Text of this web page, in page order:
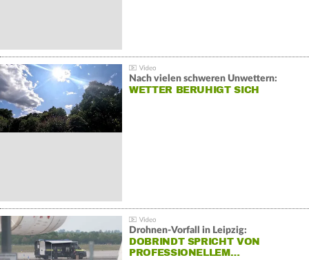
Nach vielen schweren Unwettern:
WETTER BERUHIGT SICH
Drohnen-Vorfall in Leipzig:
DOBRINDT SPRICHT VON
PROFESSIONELLEM…